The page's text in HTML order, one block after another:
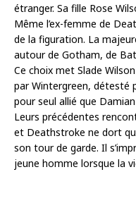
étranger. Sa fille Rose
Même l’ex-femme de
de la figuration. La
autour de Gotham, de
Ce choix met Slade
par Wintergreen, détesté
pour seul allié que
Leurs précédentes
et Deathstroke ne dort
son tour de garde. Il
jeune homme lorsque la